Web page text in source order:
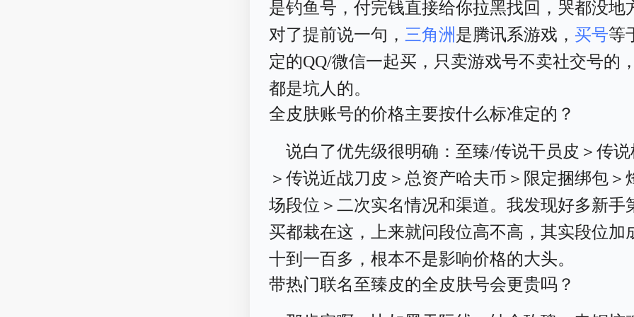
是钓鱼号，付完钱直接给你拉黑找回，哭都没地
对了提前说一句， 三角洲是腾讯系游戏， 买号等
定的QQ/微信一起买，只卖游戏号不卖社交号的
都是坑人的。
全皮肤账号的价格主要按什么标准定的？
说白了优先级很明确：至臻/传说干员皮＞传
＞传说近战刀皮＞总资产哈夫币＞限定捆绑包＞
场段位＞二次实名情况和渠道。我发现好多新手
买都栽在这，上来就问段位高不高，其实段位加
十到一百多，根本不是影响价格的大头。
带热门联名至臻皮的全皮肤号会更贵吗？